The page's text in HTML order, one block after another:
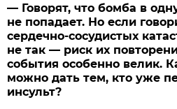
— Говорят, что бомба в
не попадает. Но если
сердечно-сосудистых
не так — риск их
события особенно велик.
можно дать тем, кто уже
инсульт?